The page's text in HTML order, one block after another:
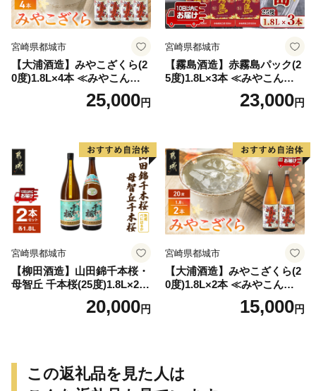
宮崎県都城市
【大浦酒造】みやこざくら(2
0度)1.8L×4本 ≪みやこんじょ
特急便≫_AD-077125,000円
宮崎県都城市
【霧島酒造】赤霧島パック(2
5度)1.8L×3本 ≪みやこんじょ
特急便≫_23-07-K03P-1800-3
23,000円
宮崎県都城市
【柳田酒造】山田錦千本桜・
母智丘 千本桜(25度)1.8L×2本
≪みやこんじょ特急便≫_AC
20,000円
宮崎県都城市
【大浦酒造】みやこざくら(2
0度)1.8L×2本 ≪みやこんじょ
特急便≫_MJ-077115,000円
この返礼品を見た人は